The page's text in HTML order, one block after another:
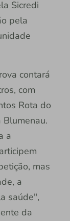
Sicredi
pela
contará
com
Rota do
a
mas
a
saúde",
da